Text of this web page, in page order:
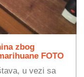
zbog
FOTO
u vezi sa